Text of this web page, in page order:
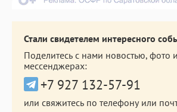
Стали свидетелем интересного
Поделитесь с нами новостью, фото
мессенджерах:
+7 927 132-57-91
или свяжитесь по телефону или